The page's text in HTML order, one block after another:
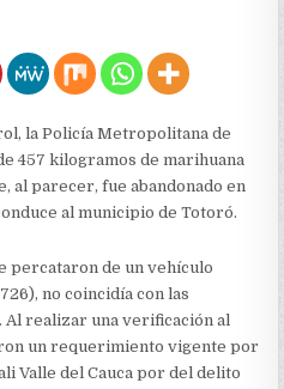
la Policía Metropolitana de
457 kilogramos de marihuana
al parecer, fue abandonado en
al municipio de Totoró.
percataron de un vehículo
no coincidía con las
realizar una verificación al
un requerimiento vigente por
Valle del Cauca por del delito